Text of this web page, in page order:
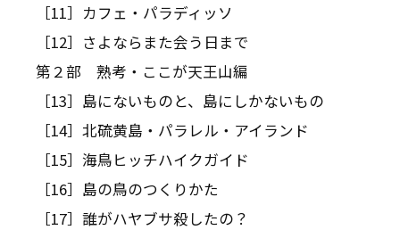
［11］カフェ・パラディッソ
［12］さよならまた会う日まで
第２部 熟考・ここが天王山編
［13］島にないものと、島にしかないもの
［14］北硫黄島・パラレル・アイランド
［15］海鳥ヒッチハイクガイド
［16］島の鳥のつくりかた
［17］誰がハヤブサ殺したの？